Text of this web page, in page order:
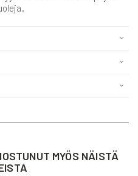
MYÖS NÄISTÄ